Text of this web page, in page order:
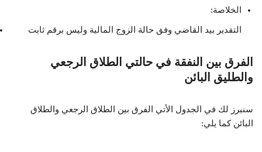
الخلاصة:
التقدير بيد القاضي وفق حالة الزوج المالية وليس برقم ثابت
الفرق بين النفقة في حالتي الطلاق الرجعي
والطليق البائن
سنبرز لك في الجدول الأتي الفرق بين الطلاق الرجعي والطلاق
البائن كما يلي: